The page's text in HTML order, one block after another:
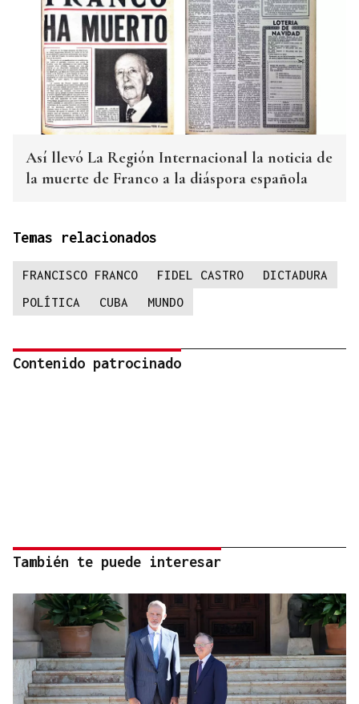
Así llevó La Región Internacional la noticia de
la muerte de Franco a la diáspora española
Temas relacionados
FRANCISCO FRANCO FIDEL CASTRO
DICTADURA
POLÍTICA
CUBA MUNDO
Contenido patrocinado
También te puede interesar